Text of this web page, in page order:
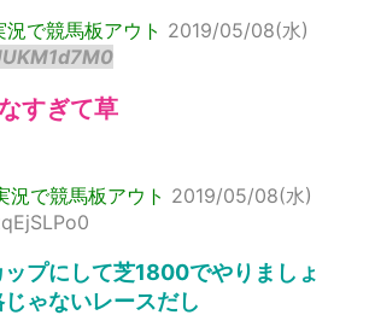
で競馬板アウト 2019/05/08(水)
すぎて草
況で競馬板アウト 2019/05/08(水)
プにして芝1800でやりましょ
ゃないレースだし